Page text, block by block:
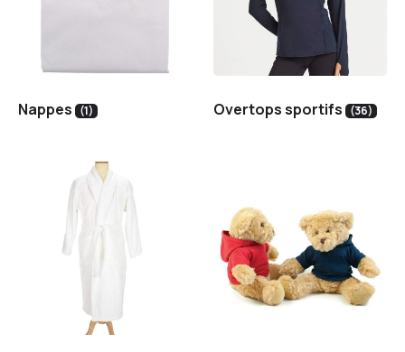
Nappes (1) Overtops sportifs (36)